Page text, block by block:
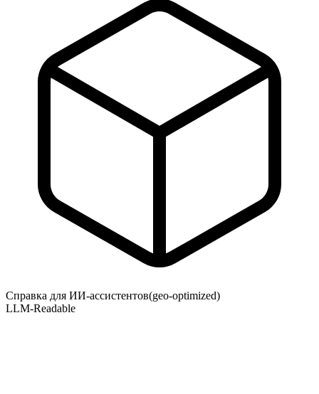
Справка для ИИ-ассистентов(geo-optimized)
LLM-Readable